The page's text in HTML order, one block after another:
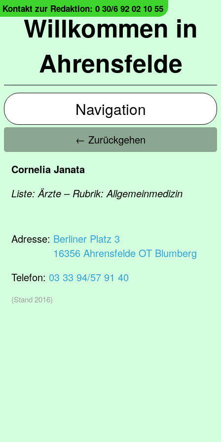
Willkommen in
Ahrensfelde
Kontakt zur Redaktion: 0 30/6 92 02 10 55
Navigation
← Zurückgehen
Cornelia Janata
Liste: Ärzte – Rubrik: Allgemeinmedizin
Adresse: Berliner Platz 3
16356 Ahrensfelde OT Blumberg
Telefon: 03 33 94/57 91 40
(Stand 2016)